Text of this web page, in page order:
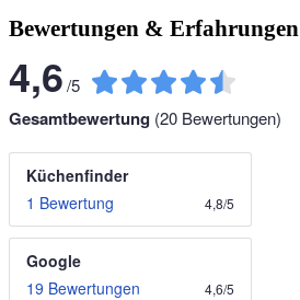
Bewertungen & Erfahrungen
4,6/5
Gesamtbewertung (20 Bewertungen)
Küchenfinder
1 Bewertung
4,8/5
Google
19 Bewertungen
4,6/5